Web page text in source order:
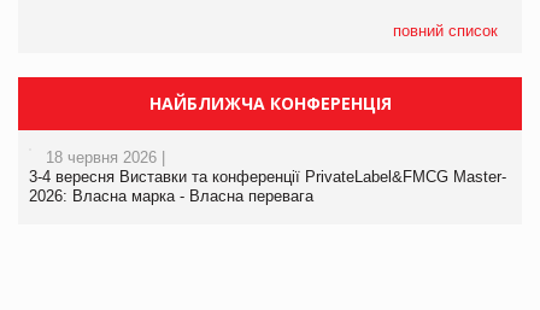
повний список
НАЙБЛИЖЧА КОНФЕРЕНЦІЯ
18 червня 2026 |
3-4 вересня Виставки та конференції PrivateLabel&FMCG Master-
2026: Власна марка - Власна перевага